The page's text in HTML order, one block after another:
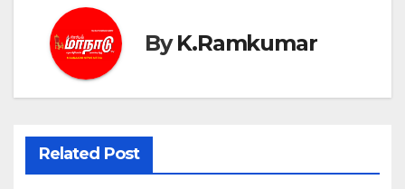
ByK.Ramkumar
Related Post